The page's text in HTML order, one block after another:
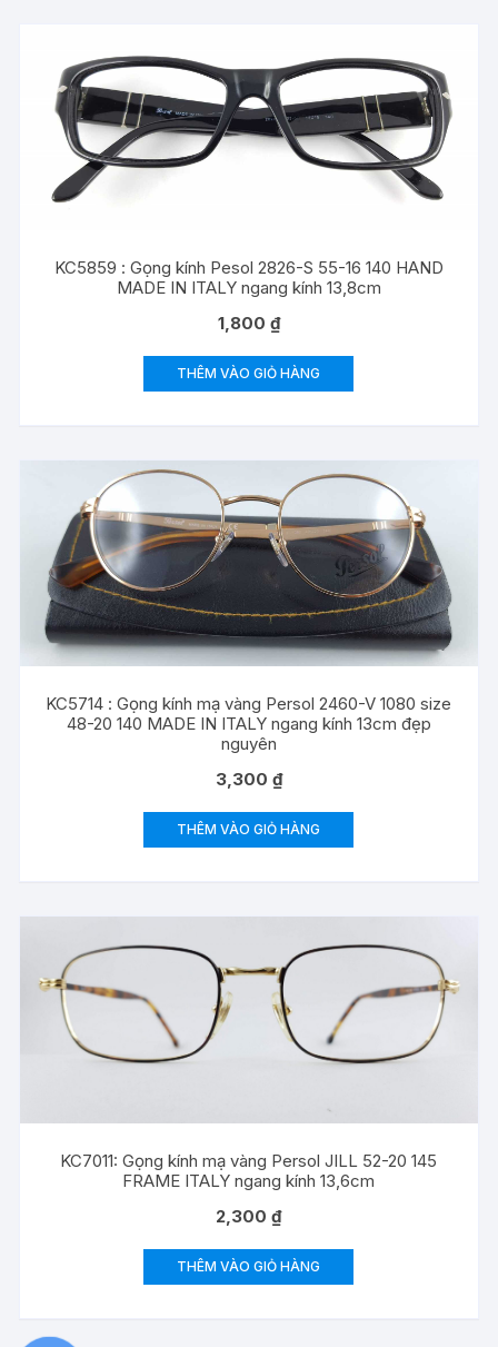
KC5859 : Gọng kính Pesol 2826-S 55-16 140 HAND
MADE IN ITALY ngang kính 13,8cm
1,800 ₫
THÊM VÀO GIỎ HÀNG
KC5714 : Gọng kính mạ vàng Persol 2460-V 1080 size
48-20 140 MADE IN ITALY ngang kính 13cm đẹp
nguyên
3,300 ₫
THÊM VÀO GIỎ HÀNG
KC7011: Gọng kính mạ vàng Persol JILL 52-20 145
FRAME ITALY ngang kính 13,6cm
2,300₫
THÊM VÀO GIỎ HÀNG